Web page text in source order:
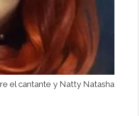
el cantante y Natty Natasha